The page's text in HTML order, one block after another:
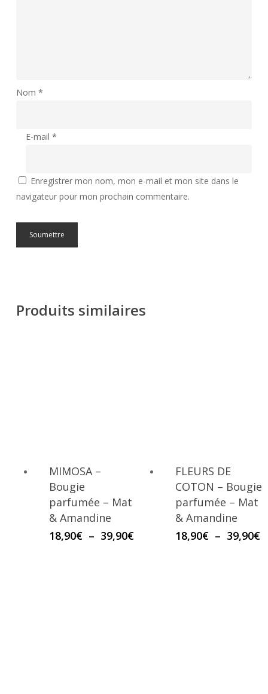
Nom *
E-mail *
Enregistrer mon nom, mon e-mail et mon site dans le
navigateur pour mon prochain commentaire.
Produits similaires
MIMOSA –
Bougie
parfumée – Mat
& Amandine
18,90€ – 39,90€Plage
FLEURS DE
COTON – Bougie
parfumée – Mat
& Amandine
18,90€ – 39,90€